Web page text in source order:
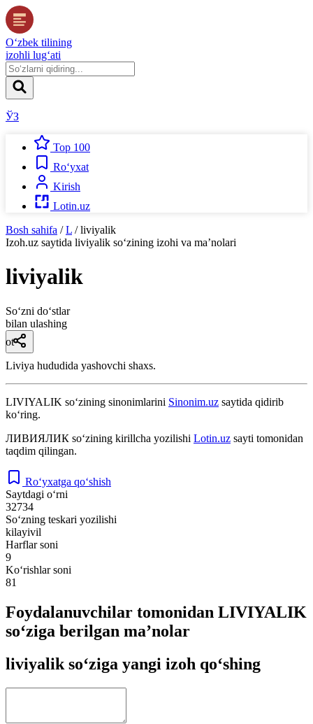
O‘zbek tilining
izohli lug‘ati
ЎЗ
Top 100
Ro‘yxat
Kirish
Lotin.uz
Bosh sahifa / L / liviyalik
Izoh.uz saytida liviyalik so‘zining izohi va ma’nolari
liviyalik
So‘zni do‘stlar
bilan ulashing
ot
Liviya hududida yashovchi shaxs.
LIVIYALIK so‘zining sinonimlarini Sinonim.uz saytida qidirib
ko‘ring.
ЛИВИЯЛИК so‘zining kirillcha yozilishi Lotin.uz sayti tomonidan
taqdim qilingan.
Ro‘yxatga qo‘shish
Saytdagi o‘rni
32734
So‘zning teskari yozilishi
kilayivil
Harflar soni
9
Ko‘rishlar soni
81
Foydalanuvchilar tomonidan LIVIYALIK
so‘ziga berilgan ma’nolar
liviyalik so‘ziga yangi izoh qo‘shing